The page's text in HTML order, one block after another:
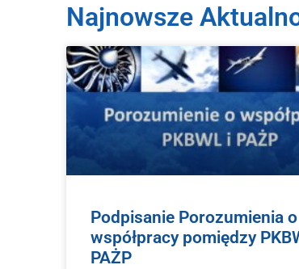
Najnowsze
Podpisanie Porozumienia o
współpracy pomiędzy
PAŻP